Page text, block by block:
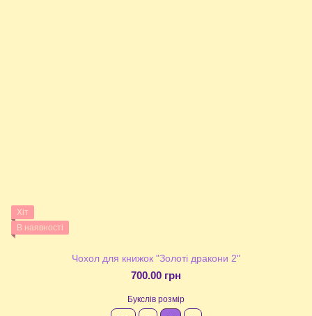
Хіт
В наявності
Чохол для книжок "Золоті дракони 2"
700.00 грн
Букслів розмір